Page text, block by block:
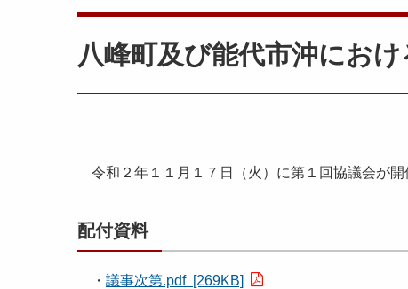
八峰町及び能代市沖におけ
令和２年１１月１７日（火）に第１回協議会が開
配付資料
・ 議事次第.pdf [269KB]